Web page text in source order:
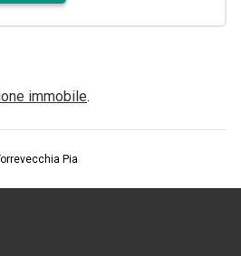
immobile.
Pia